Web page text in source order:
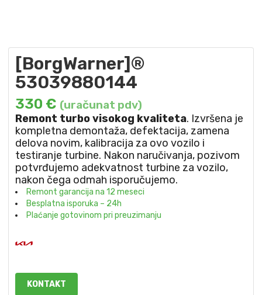
[BorgWarner]®
53039880144
330 € (uračunat pdv)
Remont turbo visokog kvaliteta. Izvršena je
kompletna demontaža, defektacija, zamena
delova novim, kalibracija za ovo vozilo i
testiranje turbine. Nakon naručivanja, pozivom
potvrđujemo adekvatnost turbine za vozilo,
nakon čega odmah isporučujemo.
Remont garancija na 12 meseci
Besplatna isporuka – 24h
Plaćanje gotovinom pri preuzimanju
KONTAKT